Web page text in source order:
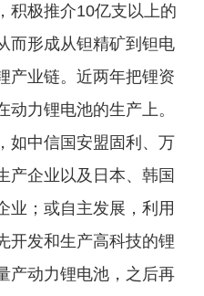
积极推介10亿支以上的
而形成从钽精矿到钽电
产业链。近两年把锂资
力锂电池的生产上。
如中信国安盟固利、万
产企业以及日本、韩国
业；或自主发展，利用
开发和生产高科技的锂
产动力锂电池，之后再